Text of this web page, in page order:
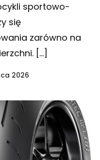
sportowo-
się
zarówno na
[…]
2026